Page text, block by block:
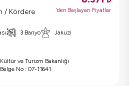
/ Kördere 'den Başlayan Fiyatlar
3 Banyo
Jakuzi
Kültür ve Turizm Bakanlığı
Belge No : 07-11641